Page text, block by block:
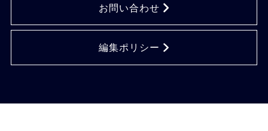
お問い合わせ
編集ポリシー